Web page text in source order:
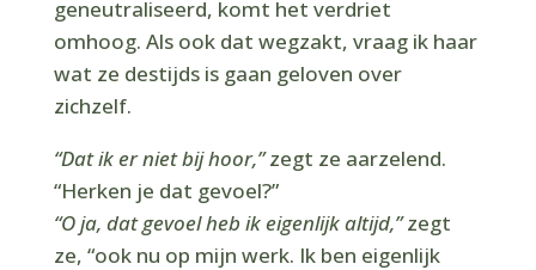
geneutraliseerd, komt het verdriet
omhoog. Als ook dat wegzakt, vraag ik haar
wat ze destijds is gaan geloven over
zichzelf.
“Dat ik er niet bij hoor,”zegt ze aarzelend.
“Herken je dat gevoel?”
“O ja, dat gevoel heb ik eigenlijk altijd,”zegt
ze, “ook nu op mijn werk. Ik ben eigenlijk